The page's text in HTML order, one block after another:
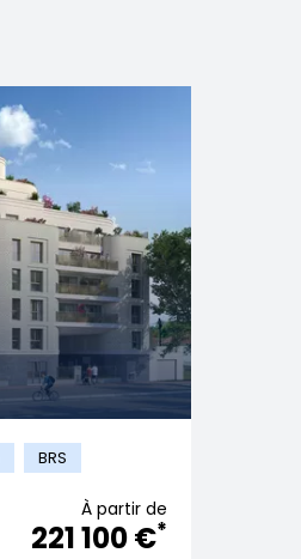
BRS
À partir de
221 100 €*